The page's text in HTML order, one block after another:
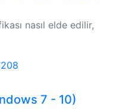
nasıl elde edilir,
7 - 10)